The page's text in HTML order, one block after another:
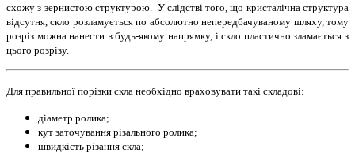
схожу з зернистою структурою. У слідстві того, що кристалічна структура
відсутня, скло розламується по абсолютно непередбачуваному шляху, тому
розріз можна нанести в будь-якому напрямку, і скло пластично зламається з
цього розрізу.
Для правильної порізки скла необхідно враховувати такі складові:
діаметр ролика;
кут заточування різального ролика;
швидкість різання скла;